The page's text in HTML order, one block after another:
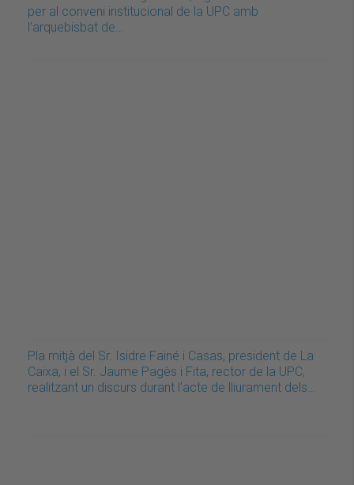
per al conveni institucional de la UPC amb
l'arquebisbat de…
Pla mitjà del Sr. Isidre Fainé i Casas, president de La
Caixa, i el Sr. Jaume Pagès i Fita, rector de la UPC,
realitzant un discurs durant l'acte de lliurament dels…